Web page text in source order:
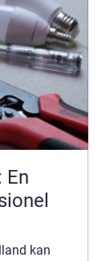
En
kan